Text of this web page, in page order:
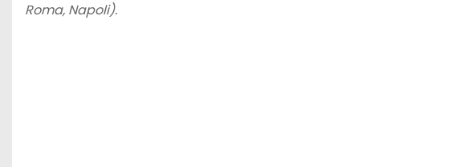
Roma, Napoli).